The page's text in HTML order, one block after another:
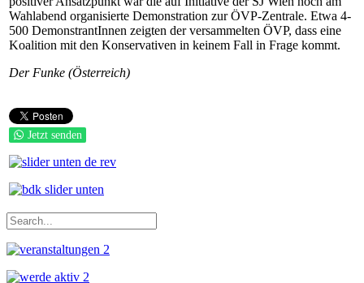
Wahlabend organisierte Demonstration zur ÖVP-Zentrale. Etwa 4-
500 DemonstrantInnen zeigten der versammelten ÖVP, dass eine
Koalition mit den Konservativen in keinem Fall in Frage kommt.
Der Funke (Österreich)
Jetzt senden